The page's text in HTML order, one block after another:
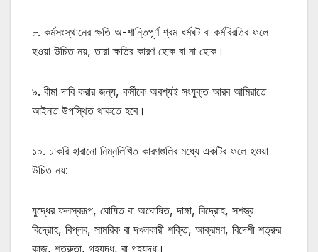
৮. কর্মসংস্থানের ক্ষতি অ-শান্তিপূর্ণ শ্রম ধর্মঘট বা কর্মবিরতির ফলে
হওয়া উচিত নয়, তারা ক্ষতির কারণ হোক বা না হোক।
৯. বীমা দাবি করার জন্য, কর্মীকে অবশ্যই সংযুক্ত আরব আমিরাতে
আইনত উপস্থিত থাকতে হবে।
১০. চাকরি হারানো নিম্নলিখিত কারণগুলির মধ্যে একটির ফলে হওয়া
উচিত নয়:
যুদ্ধের ফলস্বরূপ, ঘোষিত বা অঘোষিত, দাঙ্গা, বিদ্রোহ, সশস্ত্র
বিদ্রোহ, বিপ্লব, সামরিক বা দখলকারী শক্তি, আক্রমণ, বিদেশী শত্রুর
কাজ, শত্রুতা, গৃহযুদ্ধ, বা গৃহযুদ্ধ।